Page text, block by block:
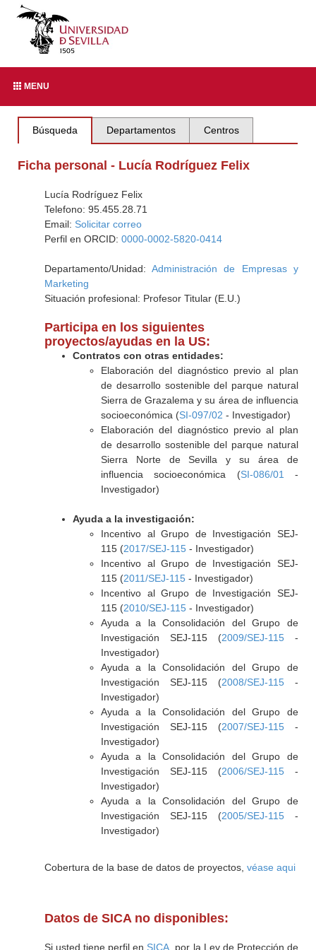
MENU
Búsqueda Departamentos Centros
Ficha personal - Lucía Rodríguez Felix
Lucía Rodríguez Felix
Telefono: 95.455.28.71
Email: Solicitar correo
Perfil en ORCID: 0000-0002-5820-0414
Departamento/Unidad:Administración de Empresas y
Marketing
Situación profesional: Profesor Titular (E.U.)
Participa en los siguientes
proyectos/ayudas en la US:
Contratos con otras entidades:
Elaboración del diagnóstico previo al plan
de desarrollo sostenible del parque natural
Sierra de Grazalema y su área de influencia
socioeconómica (SI-097/02 - Investigador)
Elaboración del diagnóstico previo al plan
de desarrollo sostenible del parque natural
Sierra Norte de Sevilla y su área de
influencia socioeconómica (SI-086/01
-
Investigador)
Ayuda a la investigación:
Incentivo al Grupo de Investigación SEJ-
115 (2017/SEJ-115- Investigador)
Incentivo al Grupo de Investigación SEJ-
115 (2011/SEJ-115- Investigador)
Incentivo al Grupo de Investigación SEJ-
115 (2010/SEJ-115- Investigador)
Ayuda a la Consolidación del Grupo de
Investigación SEJ-115 (2009/SEJ-115-
Investigador)
Ayuda a la Consolidación del Grupo de
Investigación SEJ-115 (2008/SEJ-115-
Investigador)
Ayuda a la Consolidación del Grupo de
Investigación SEJ-115 (2007/SEJ-115-
Investigador)
Ayuda a la Consolidación del Grupo de
Investigación SEJ-115 (2006/SEJ-115-
Investigador)
Ayuda a la Consolidación del Grupo de
Investigación SEJ-115 (2005/SEJ-115-
Investigador)
Cobertura de la base de datos de proyectos, véase aqui
Datos de SICA no disponibles:
Si usted tiene perfil en SICA , por la Ley de Protección de